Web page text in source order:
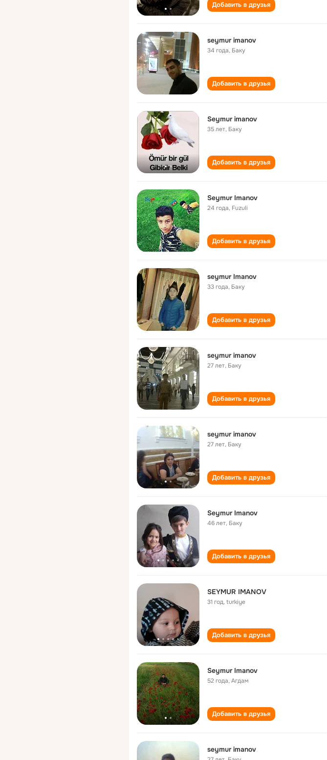
Добавить в друзья
seymur imanov
34 года, Баку
Добавить в друзья
Seymur imanov
35 лет, Баку
Добавить в друзья
Seymur Imanov
24 года, Fuzuli
Добавить в друзья
seymur Imanov
33 года, Баку
Добавить в друзья
seymur imanov
27 лет, Баку
Добавить в друзья
seymur imanov
27 лет, Баку
Добавить в друзья
Seymur Imanov
46 лет, Баку
Добавить в друзья
SEYMUR IMANOV
31 год,turkiye
Добавить в друзья
Seymur Imanov
52 года,Агдам
Добавить в друзья
seymur imanov